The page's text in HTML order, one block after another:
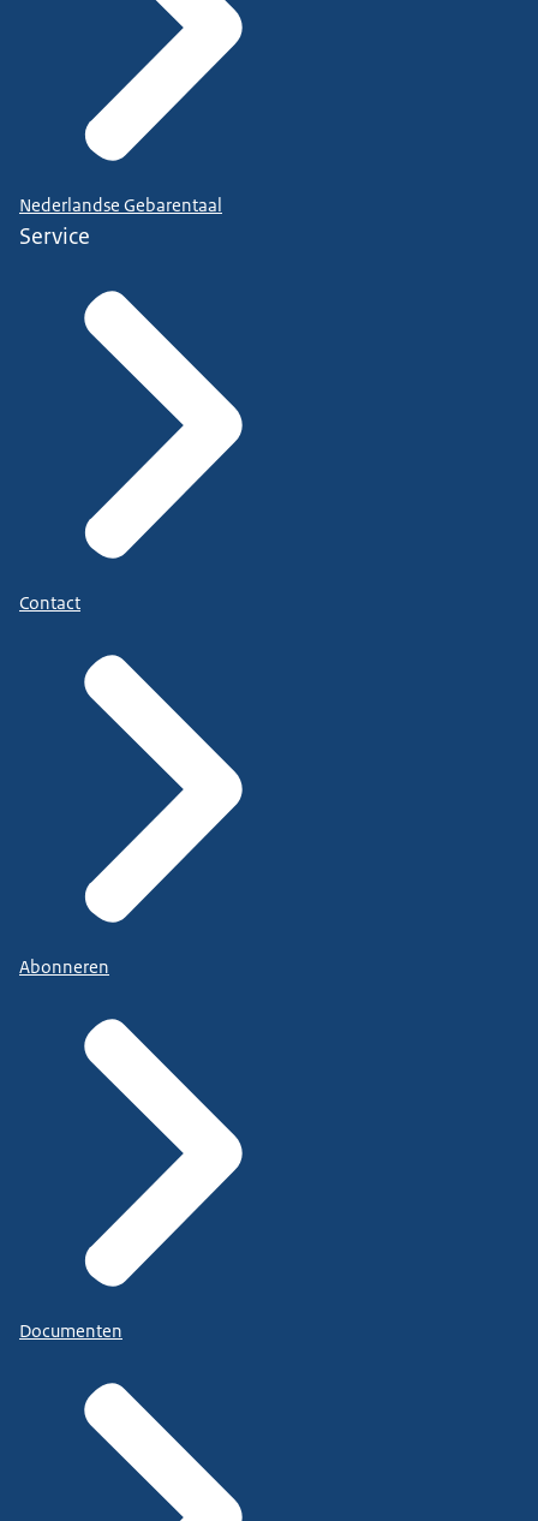
Nederlandse Gebarentaal
Service
Contact
Abonneren
Documenten